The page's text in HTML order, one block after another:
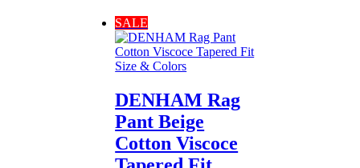
SALE
Size & Colors
DENHAM Rag
Pant Beige
Cotton Viscoce